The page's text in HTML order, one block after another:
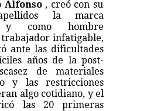
Alfonso , creó con su
la marca
como hombre
infatigable,
ante las dificultades
años de la post-
de materiales
y las restricciones
algo cotidiano, y el
las 20 primeras